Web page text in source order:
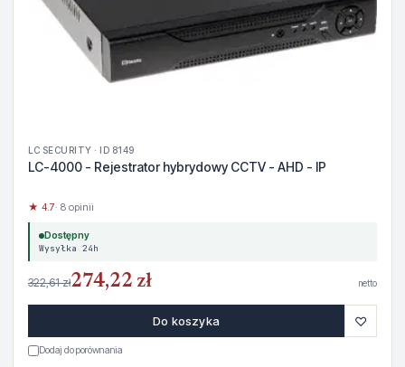
LC SECURITY · ID 8149
LC-4000 - Rejestrator hybrydowy CCTV - AHD - IP
★ 4.7· 8 opinii
Dostępny
Wysyłka 24h
322,61 zł274,22 zł netto
Do koszyka ♡
Dodaj do porównania